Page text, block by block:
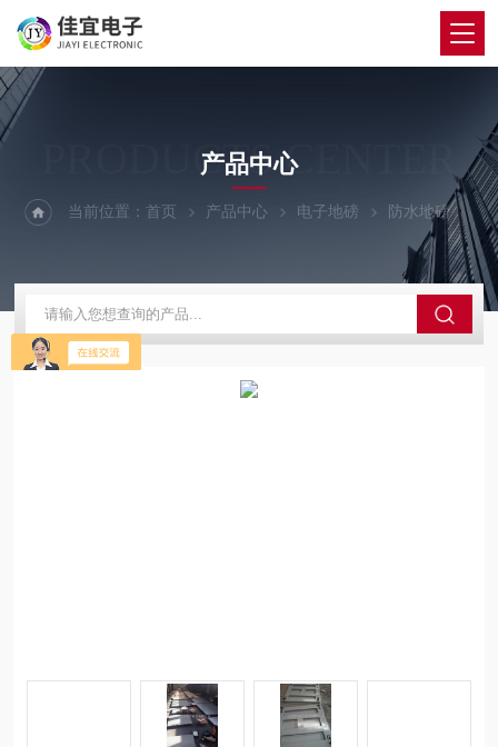
PRODUCTS CENTER
产品中心
当前位置：首页 产品中心 电子地磅 防水地磅